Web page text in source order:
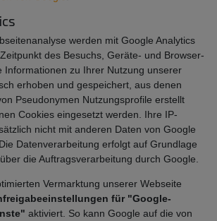
werden mit Google Analytics
des Besuchs, Geräte- und Browser-
Informationen zu Ihrer Nutzung unserer
erhoben und gespeichert, aus denen
Pseudonymen Nutzungsprofile erstellt
Cookies eingesetzt werden. Ihre IP-
nicht mit anderen Daten von Google
Datenverarbeitung erfolgt auf Grundlage
die Auftragsverarbeitung durch Google.
Vermarktung unserer Webseite
für "Google-
aktiviert. So kann Google auf die von